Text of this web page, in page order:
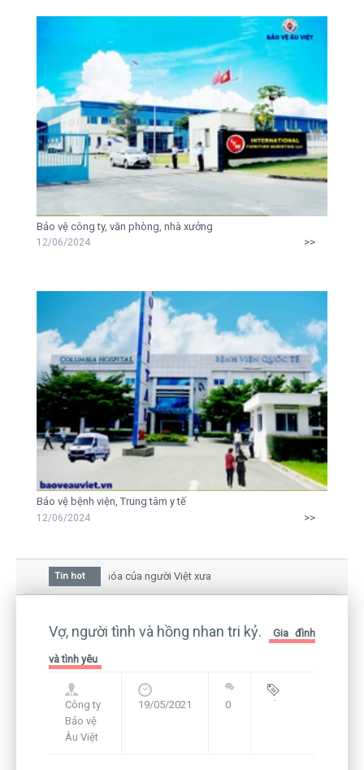
Bảo vệ công ty, văn phòng, nhà xưởng
12/06/2024 >>
Bảo vệ bệnh viện, Trung tâm y tế
12/06/2024 >>
Tin hot
mai trong văn hóa của người Việt xưa
bức thư gửi mẹ của người... tử tù và của CEO
Vợ, người tình và hồng nhan tri kỷ. Gia đình
và tình yêu
Công ty
Bảo vệ
Âu Việt
19/05/2021 0 Blog